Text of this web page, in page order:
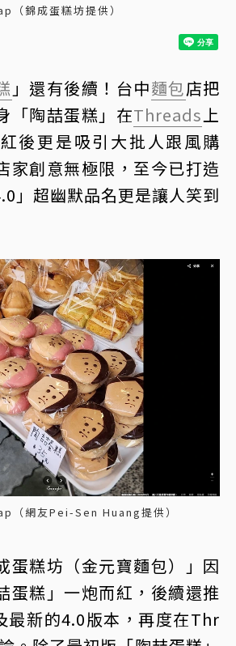
錦成蛋糕坊提供）
」還有後續！台中麵包店把
「陶喆蛋糕」在Threads上
後更是吸引大批人跟風購
家創意無極限，至今已打造
」超幽默品名更是讓人笑到
（網友Pei-Sen Huang提供）
蛋糕坊（金元寶麵包）」因
蛋糕」一炮而紅，後續還推
最新的4.0版本，再度在Thr